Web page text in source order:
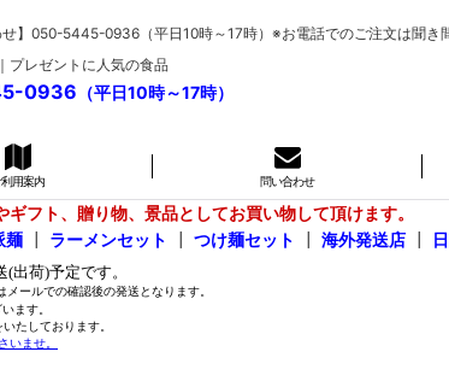
】050-5445-0936（平日10時～17時）※お電話でのご注文は聞き
プレゼントに人気の食品
0936 （平日10時～17時）
利用案内 問い合わせ
フト、贈り物、景品としてお買い物して頂けます。
麺 ラーメンセット つけ麺セット 海外発送店